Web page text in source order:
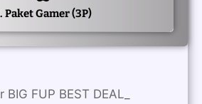
Paket Gamer (3P)
BIG FUP BEST DEAL_